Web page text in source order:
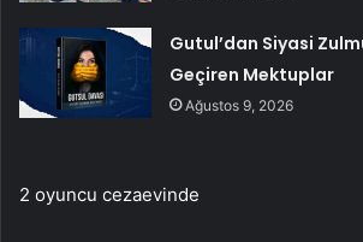
Gutul’dan Siyasi
Geçiren Mektuplar
Ağustos 9, 2026
2 oyuncu cezaevinde